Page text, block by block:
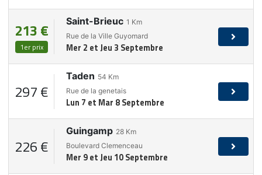
213 €
1er prix
Saint-Brieuc 1 Km
Rue de la Ville Guyomard
Mer 2 et Jeu 3 Septembre
297 €
Taden 54 Km
Rue de la genetais
Lun 7 et Mar 8 Septembre
226 €
Guingamp 28 Km
Boulevard Clemenceau
Mer 9 et Jeu 10 Septembre